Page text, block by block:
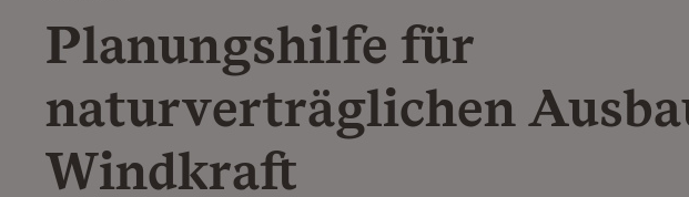
Planungshilfe für
naturverträglichen
Windkraft